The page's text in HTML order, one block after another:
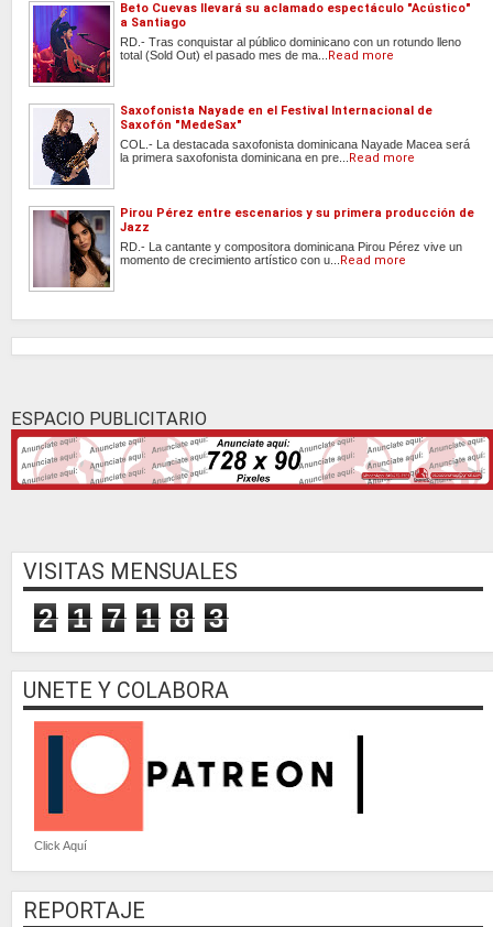
Beto Cuevas llevará su aclamado espectáculo "Acústico"
a Santiago
RD.- Tras conquistar al público dominicano con un rotundo lleno
total (Sold Out) el pasado mes de ma...
Read more
Saxofonista Nayade en el Festival Internacional de
Saxofón "MedeSax"
COL.- La destacada saxofonista dominicana Nayade Macea será
la primera saxofonista dominicana en pre...
Read more
Pirou Pérez entre escenarios y su primera producción de
Jazz
RD.- La cantante y compositora dominicana Pirou Pérez vive un
momento de crecimiento artístico con u...
Read more
ESPACIO PUBLICITARIO
VISITAS MENSUALES
2 1 7 1 8 3
UNETE Y COLABORA
Click Aquí
REPORTAJE